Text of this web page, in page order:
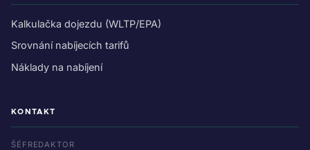
Kalkulačka dojezdu (WLTP/EPA)
Srovnání nabíjecích tarifů
Náklady na nabíjení
KONTAKT
ŠÉFREDAKTOR